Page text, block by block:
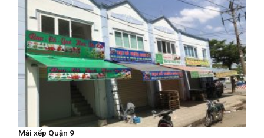
Mái xếp Quận 9